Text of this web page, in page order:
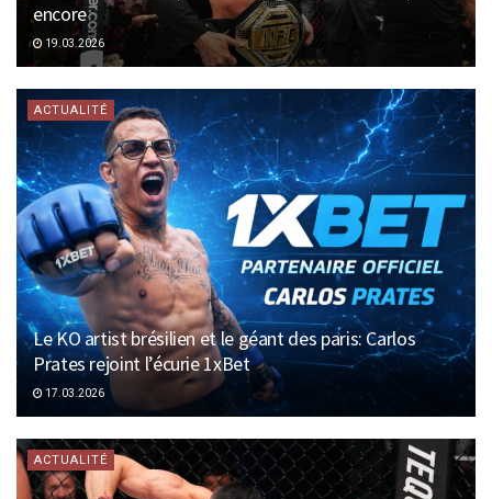
encore
19.03.2026
ACTUALITÉ
Le KO artist brésilien et le géant des paris: Carlos
Prates rejoint l’écurie 1xBet
17.03.2026
ACTUALITÉ